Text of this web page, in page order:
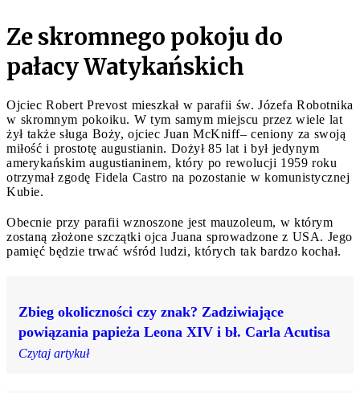
Ze skromnego pokoju do
pałacy Watykańskich
Ojciec Robert Prevost mieszkał w parafii św. Józefa Robotnika
w skromnym pokoiku. W tym samym miejscu przez wiele lat
żył także sługa Boży, ojciec Juan McKniff– ceniony za swoją
miłość i prostotę augustianin. Dożył 85 lat i był jedynym
amerykańskim augustianinem, który po rewolucji 1959 roku
otrzymał zgodę Fidela Castro na pozostanie w komunistycznej
Kubie.
Obecnie przy parafii wznoszone jest mauzoleum, w którym
zostaną złożone szczątki ojca Juana sprowadzone z USA. Jego
pamięć będzie trwać wśród ludzi, których tak bardzo kochał.
Zbieg okoliczności czy znak? Zadziwiające
powiązania papieża Leona XIV i bł. Carla Acutisa
Czytaj artykuł